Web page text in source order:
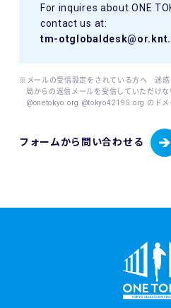
フォームから問い合わせる
For inquires about ONE
contact us at:
tm-
※メールの受信設定をされている方へ 迷惑
局からの返信メールを受信していただけな
@onetokyo.org @tokyo42195.org のドメ